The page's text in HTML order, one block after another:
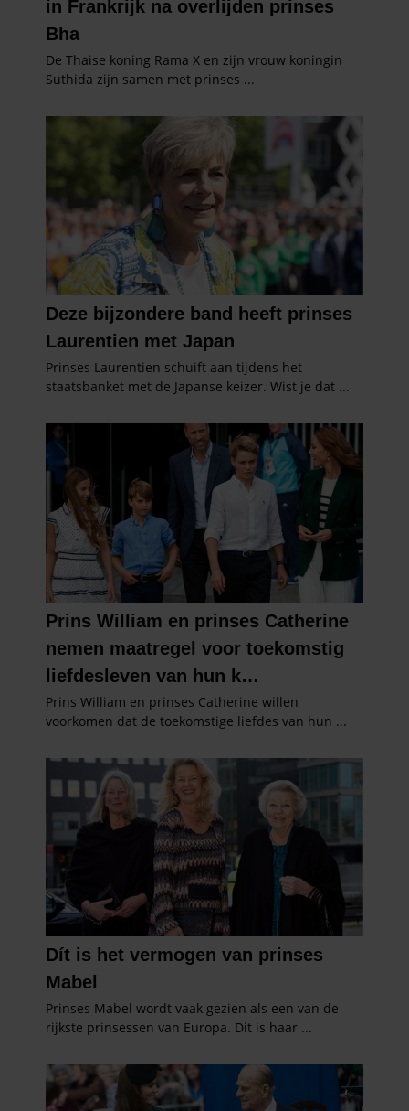
partners kunnen deze gegevens combineren met andere
informatie die u aan ze heeft verstrekt of die ze hebben
verzameld op basis van uw gebruik van hun services. U
gaat akkoord met onze cookies als u onze website blijft